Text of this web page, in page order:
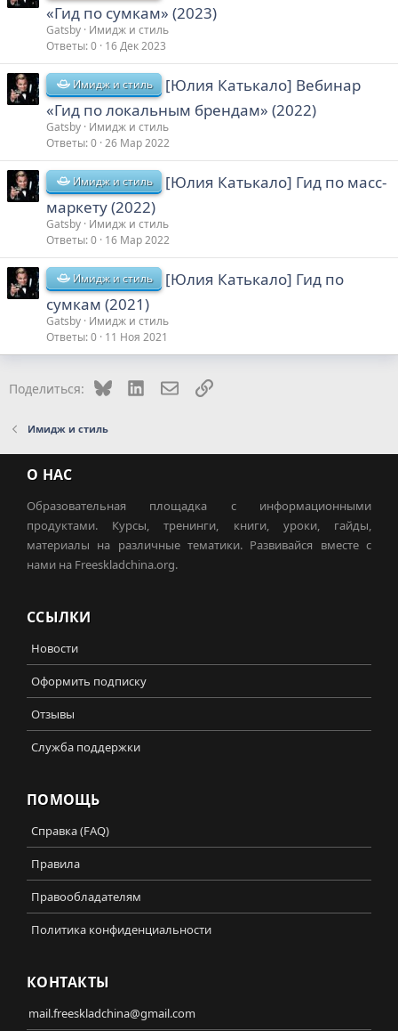
«Гид по сумкам» (2023)
Gatsby Имидж и стиль
Ответы 0 16 Дек 2023
Имидж и стиль
[Юлия Катькало] Вебинар
«Гид по локальным брендам» (2022)
Gatsby Имидж и стиль
Ответы 0 26 Мар 2022
Имидж и стиль
[Юлия Катькало] Гид по масс-
маркету (2022)
Gatsby Имидж и стиль
Ответы 0 16 Мар 2022
Имидж и стиль
[Юлия Катькало] Гид по
сумкам (2021)
Gatsby Имидж и стиль
Ответы 0 11 Ноя 2021
Поделиться: Bluesky LinkedInЭлектронная почта
Ссылка
Имидж и стиль
О НАС
Образовательная площадка с информационными
продуктами. Курсы, тренинги, книги, уроки, гайды,
материалы на различные тематики. Развивайся вместе с
нами на Freeskladchina.org.
ССЫЛКИ
Новости
Оформить подписку
Отзывы
Служба поддержки
ПОМОЩЬ
Справка (FAQ)
Правила
Правообладателям
Политика конфиденциальности
КОНТАКТЫ
mail.freeskladchina@gmail.com